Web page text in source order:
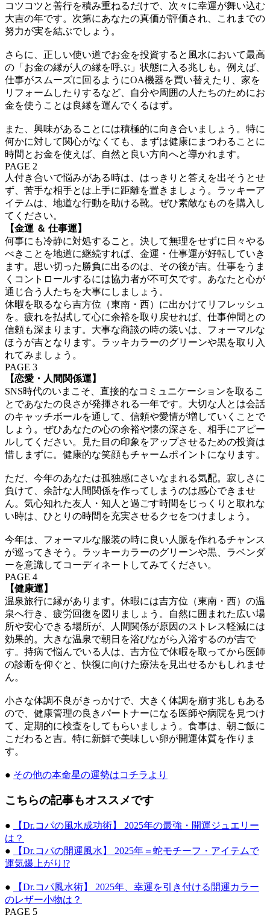
コツコツと善行を積み重ねるだけで、次々に幸運が舞い込む
大吉の年です。次第にあなたの真価が評価され、これまでの
努力が実を結ぶでしょう。
さらに、正しい使い道でお金を投資すると風水において最高
の「お金の縁が人の縁を呼ぶ」状態に入る兆しも。例えば、
仕事がスムーズに回るようにOA機器を買い替えたり、家を
リフォームしたりするなど、自分や周囲の人たちのためにお
金を使うことは良縁を運んでくるはず。
また、興味があることには積極的に向き合いましょう。特に
何かに対して関心がなくても、まずは健康にまつわることに
時間とお金を使えば、自然と良い方向へと導かれます。
PAGE 2
人付き合いで悩みがある時は、はっきりと答えを出そうとせ
ず、苦手な相手とは上手に距離を置きましょう。ラッキーア
イテムは、地道な行動を助ける靴。ぜひ素敵なものを購入し
てください。
【金運 ＆ 仕事運】
何事にも冷静に対処すること。決して無理をせずに日々やる
べきことを地道に継続すれば、金運・仕事運が好転していき
ます。思い切った勝負に出るのは、その後が吉。仕事をうま
くコントロールするには協力者が不可欠です。あなたと心が
通じ合う人たちを大事にしましょう。
休暇を取るなら吉方位（東南・西）に出かけてリフレッシュ
を。疲れを払拭して心に余裕を取り戻せれば、仕事仲間との
信頼も深まります。大事な商談の時の装いは、フォーマルな
ほうが吉となります。ラッキカラーのグリーンや黒を取り入
れてみましょう。
PAGE 3
【恋愛・人間関係運】
SNS時代のいまこそ、直接的なコミュニケーションを取るこ
とであなたの良さが発揮される一年です。大切な人とは会話
のキャッチボールを通して、信頼や愛情が増していくことで
しょう。ぜひあなたの心の余裕や懐の深さを、相手にアピー
ルしてください。見た目の印象をアップさせるための投資は
惜しまずに。健康的な笑顔もチャームポイントになります。
ただ、今年のあなたは孤独感にさいなまれる気配。寂しさに
負けて、余計な人間関係を作ってしまうのは感心できませ
ん。気心知れた友人・知人と過ごす時間をじっくりと取れな
い時は、ひとりの時間を充実させるクセをつけましょう。
今年は、フォーマルな服装の時に良い人脈を作れるチャンス
が巡ってきそう。ラッキーカラーのグリーンや黒、ラベンダ
ーを意識してコーディネートしてみてください。
PAGE 4
【健康運】
温泉旅行に縁があります。休暇には吉方位（東南・西）の温
泉へ行き、疲労回復を図りましょう。自然に囲まれた広い場
所や安心できる場所が、人間関係が原因のストレス軽減には
効果的。大きな温泉で朝日を浴びながら入浴するのが吉で
す。持病で悩んでいる人は、吉方位で休暇を取ってから医師
の診断を仰ぐと、快復に向けた療法を見出せるかもしれませ
ん。
小さな体調不良がきっかけで、大きく体調を崩す兆しもある
ので、健康管理の良きパートナーになる医師や病院を見つけ
て、定期的に検査をしてもらいましょう。食事は、朝ご飯に
こだわると吉。特に新鮮で美味しい卵が開運体質を作りま
す。
● その他の本命星の運勢はコチラより
こちらの記事もオススメです
●
【Dr.コパの風水成功術】 2025年の最強・開運ジュエリー
は？
●
【Dr.コパの開運風水】 2025年＝蛇モチーフ・アイテムで
運気爆上がり!?
●
【Dr.コパ風水術】 2025年、幸運を引き付ける開運カラー
のレザー小物は？
PAGE 5